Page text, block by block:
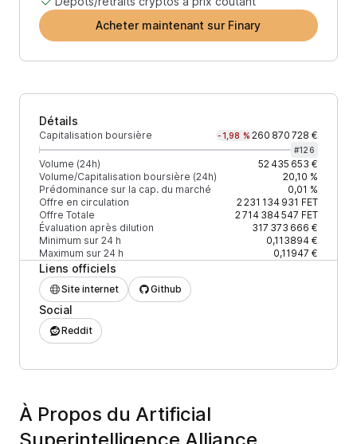
Acheter maintenant sur Finary
Détails
Capitalisation boursière -1,98 % 260 870 728 €
#126
Volume (24h)
52 435 653 €
Volume/Capitalisation boursière (24h)
20,10 %
Prédominance sur la cap. du marché
0,01 %
Offre en circulation
2 231 134 931 FET
Offre Totale
2 714 384 547 FET
Évaluation après dilution
317 373 666 €
Minimum sur 24 h
0,113894 €
Maximum sur 24 h
0,11947 €
Liens officiels
Site internet Github
Social
Reddit
À Propos du Artificial